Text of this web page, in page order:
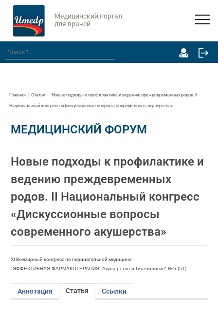
Медицинский портал
для врачей
Главная Статьи Новые подходы к профилактике и ведению преждевременных родов. II
Национальный конгресс «Дискуссионные вопросы современного акушерства»
МЕДИЦИНСКИЙ ФОРУМ
Новые подходы к профилактике и
ведению преждевременных
родов. II Национальный конгресс
«Дискуссионные вопросы
современного акушерства»
XI Всемирный конгресс по перинатальной медицине
"ЭФФЕКТИВНАЯ ФАРМАКОТЕРАПИЯ. Акушерство и Гинекология" №5 (51)
Аннотация Статья Ссылки